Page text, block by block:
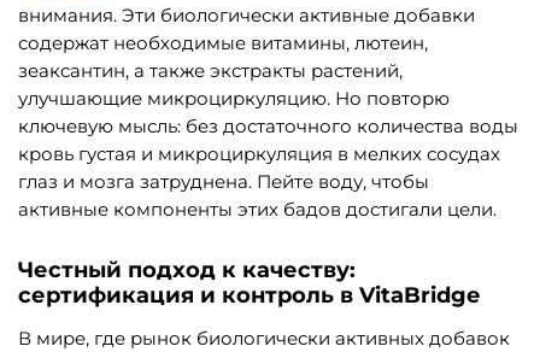
внимания. Эти биологически активные добавки
содержат необходимые витамины, лютеин,
зеаксантин, а также экстракты растений,
улучшающие микроциркуляцию. Но повторю
ключевую мысль: без достаточного количества воды
кровь густая и микроциркуляция в мелких сосудах
глаз и мозга затруднена. Пейте воду, чтобы
активные компоненты этих бадов достигали цели.
Честный подход к качеству:
сертификация и контроль в VitaBridge
В мире, где рынок биологически активных добавок